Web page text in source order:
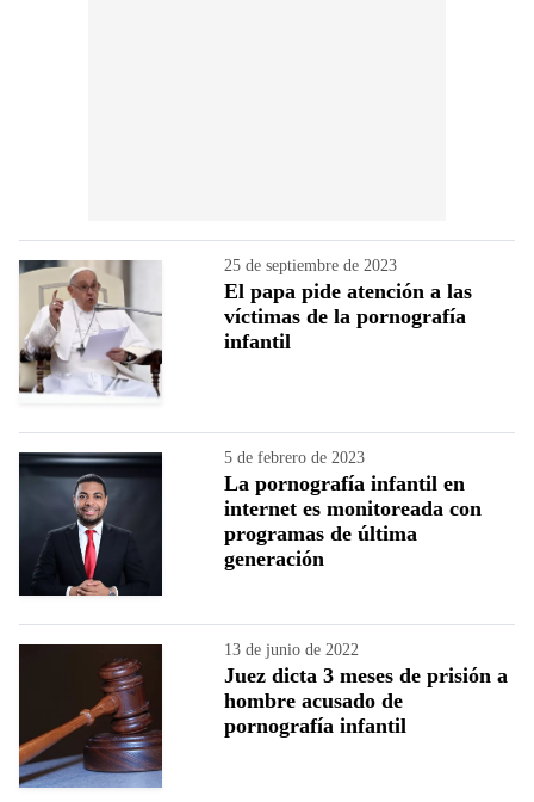
25 de septiembre de 2023
El papa pide atención a las
víctimas de la pornografía
infantil
5 de febrero de 2023
La pornografía infantil en
internet es monitoreada con
programas de última
generación
13 de junio de 2022
Juez dicta 3 meses de prisión a
hombre acusado de
pornografía infantil